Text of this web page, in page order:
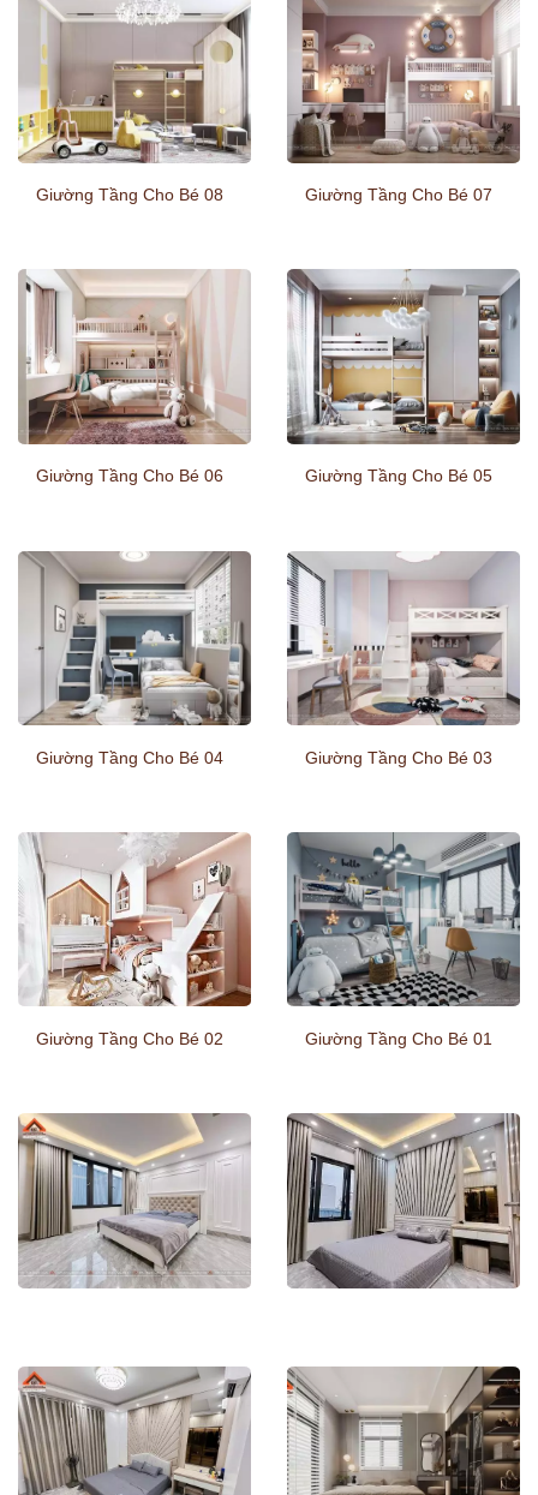
Giường Tầng Cho Bé 08 Giường Tầng Cho Bé 07
Giường Tầng Cho Bé 06 Giường Tầng Cho Bé 05
Giường Tầng Cho Bé 04 Giường Tầng Cho Bé 03
Giường Tầng Cho Bé 02 Giường Tầng Cho Bé 01